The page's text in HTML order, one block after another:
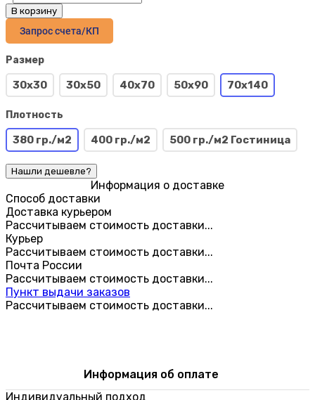
В корзину
Запрос счета/КП
Размер
30х30 30х50 40х70 50х90 70х140
Плотность
380 гр./м2 400 гр./м2 500 гр./м2 Гостиница
Информация о доставке
Способ доставки
Доставка курьером
Рассчитываем стоимость доставки...
Курьер
Рассчитываем стоимость доставки...
Почта России
Рассчитываем стоимость доставки...
Пункт выдачи заказов
Рассчитываем стоимость доставки...
Информация об оплате
Индивидуальный подход